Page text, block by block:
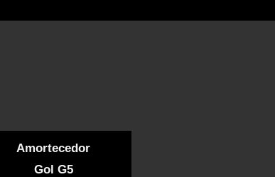
Amortecedor
Gol G5